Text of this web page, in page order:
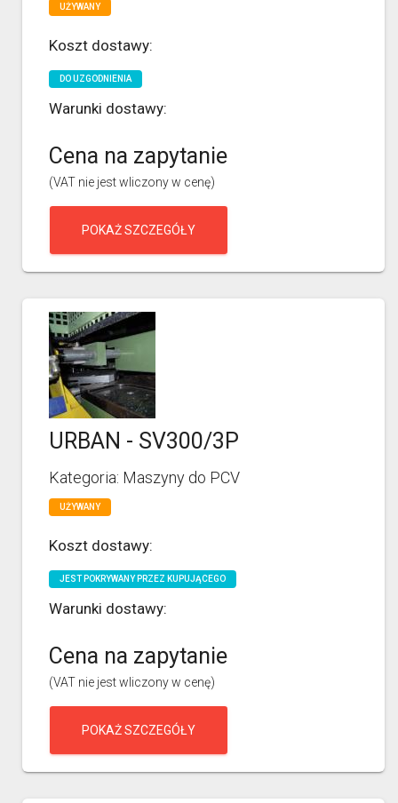
UŻYWANY
Koszt dostawy:
DO UZGODNIENIA
Warunki dostawy:
Cena na zapytanie
(VAT nie jest wliczony w cenę)
POKAŻ SZCZEGÓŁY
URBAN - SV300/3P
Kategoria: Maszyny do PCV
UŻYWANY
Koszt dostawy:
JEST POKRYWANY PRZEZ KUPUJĄCEGO
Warunki dostawy:
Cena na zapytanie
(VAT nie jest wliczony w cenę)
POKAŻ SZCZEGÓŁY